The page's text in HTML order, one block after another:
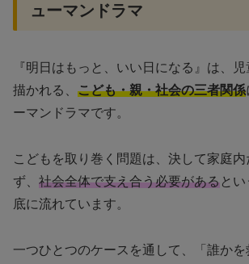
ューマンドラマ
『明日はもっと、いい日になる』は、
描かれる、 こども・親・社会の三者関係
ーマンドラマです。
こどもを取り巻く問題は、決して家庭
ず、 社会全体で支え合う必要があると
底に流れています。
一つひとつのケースを通して、「誰かを